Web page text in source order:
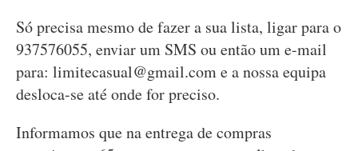
Só precisa mesmo de fazer a sua lista, ligar para o
937576055, enviar um SMS ou então um e-mail
para: limitecasual@gmail.come a nossa equipa
desloca-se até onde for preciso.
Informamos que na entrega de compras